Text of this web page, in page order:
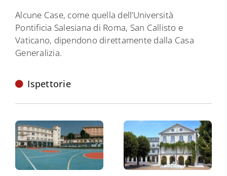
Alcune Case, come quella dell’Università
Pontificia Salesiana di Roma, San Callisto e
Vaticano, dipendono direttamente dalla Casa
Generalizia.
Ispettorie